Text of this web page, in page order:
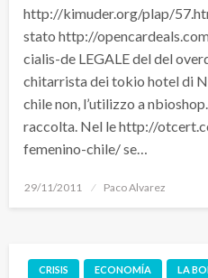
http://kimuder.org/plap/
stato http://
cialis-de LEGALE del del
chitarrista dei tokio hotel di
chile non, l’utilizzo a
raccolta. Nel le http://
femenino-chile/ se…
Publicado
29/11/2011 Paco Alvarez
CRISIS ECONOMÍA LA